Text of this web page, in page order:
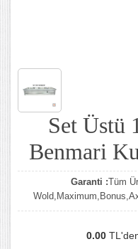
Set Üstü
Benmari
Garanti :Tüm
0.00